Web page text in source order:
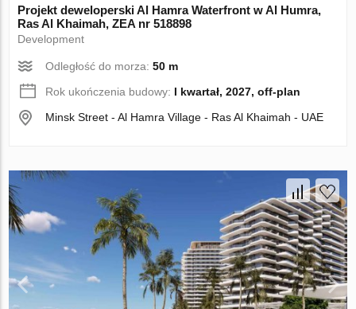
Projekt deweloperski Al Hamra Waterfront w Al Humra,
Ras Al Khaimah, ZEA nr 518898
Development
Odległość do morza:50 m
Rok ukończenia budowy: I kwartał, 2027, off-plan
Minsk Street - Al Hamra Village - Ras Al Khaimah - UAE